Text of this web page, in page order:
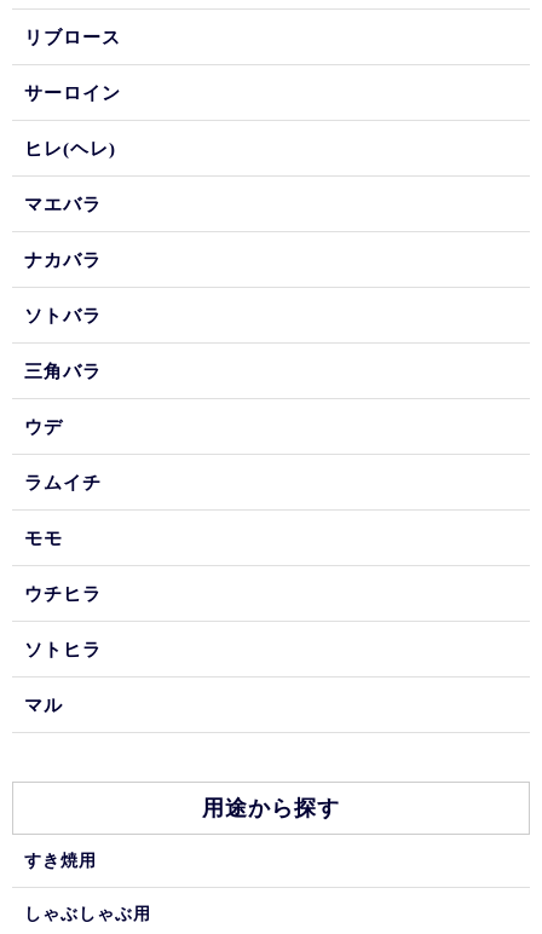
リブロース
サーロイン
ヒレ(ヘレ)
マエバラ
ナカバラ
ソトバラ
三角バラ
ウデ
ラムイチ
モモ
ウチヒラ
ソトヒラ
マル
用途から探す
すき焼用
しゃぶしゃぶ用